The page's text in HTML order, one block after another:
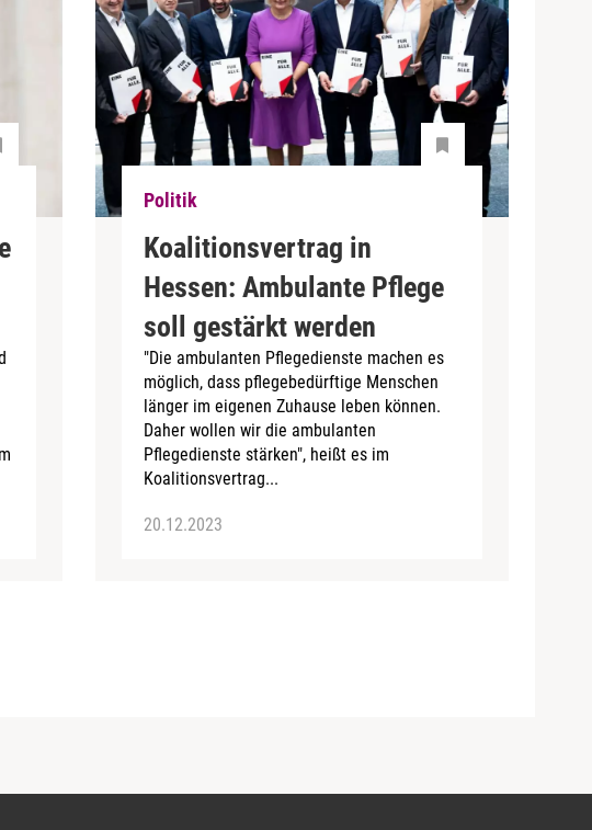
Politik
Koalitionsvertrag in
Hessen: Ambulante Pflege
soll gestärkt werden
"Die ambulanten Pflegedienste machen es
möglich, dass pflegebedürftige Menschen
länger im eigenen Zuhause leben können.
Daher wollen wir die ambulanten
Pflegedienste stärken", heißt es im
Koalitionsvertrag...
20.12.2023